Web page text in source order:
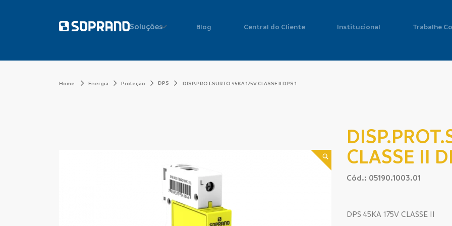
Soluções Blog Central do Cliente Institucional Trabalhe
Home Energia Proteção DPS DISP.PROT.SURTO 45KA 175V CLASSE II DPS 1
CLASSE II
Cód.: 05190.1003.01
DPS 45KA 175V CLASSE II